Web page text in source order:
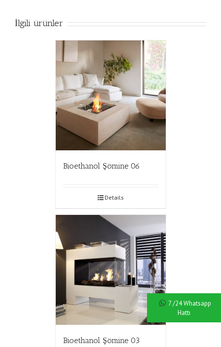
İlgili ürünler
Bioethanol Şömine 06
Details
Bioethanol Şömine 03
7 /24 Whatsapp
Hattı